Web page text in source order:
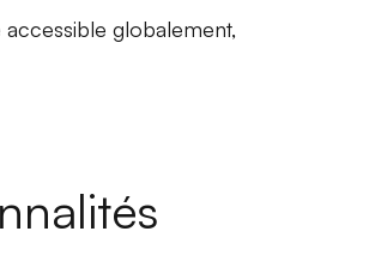
accessible globalement,